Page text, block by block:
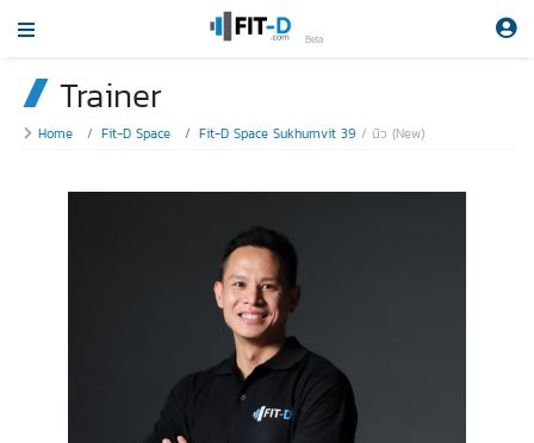
Beta
Trainer
Home Fit-D Space Fit-D Space Sukhumvit 39 นิว (New)